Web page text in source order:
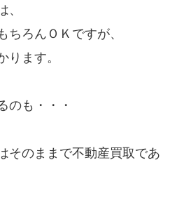
、
ちろんＯＫですが、
ります。
のも・・・
そのままで不動産買取であ